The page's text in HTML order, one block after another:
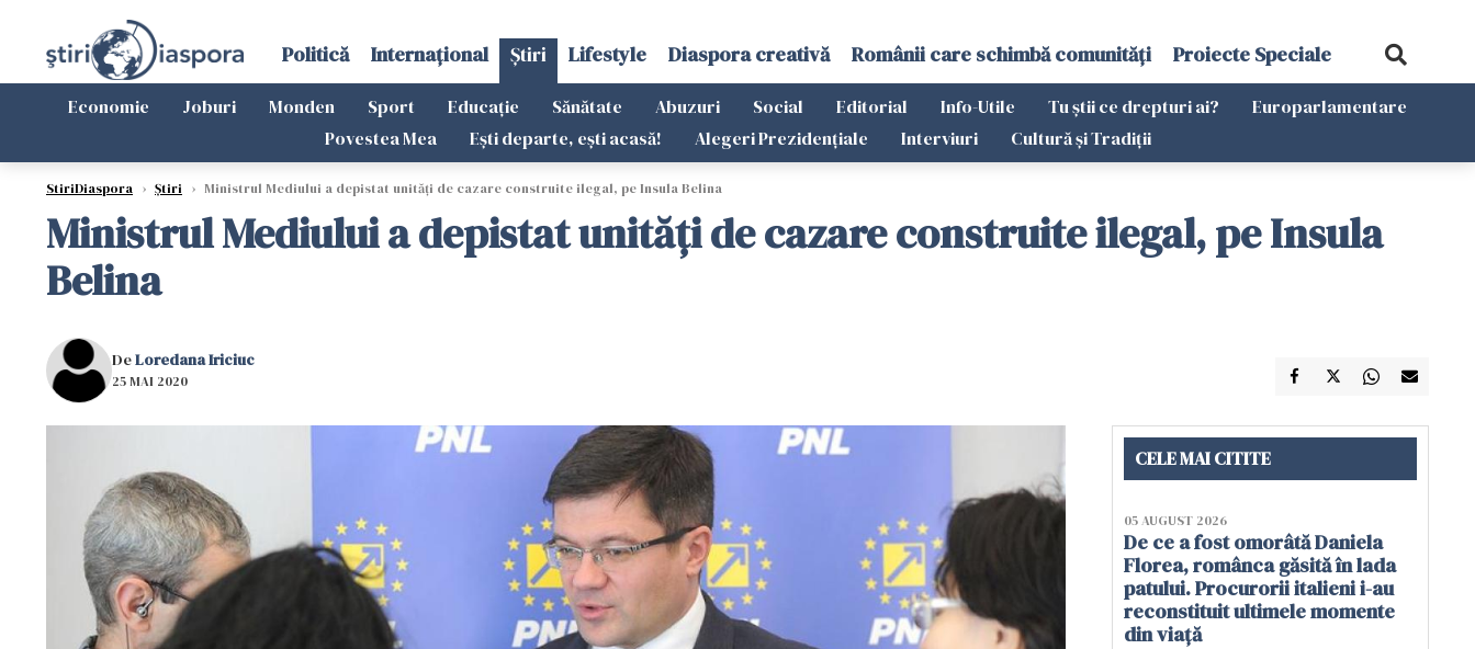
Politică Internațional Știri Lifestyle Diaspora creativă Românii care schimbă comunități Proiecte Speciale
Economie Joburi Monden Sport Educație Sănătate Abuzuri Social Editorial Info-Utile Tu știi ce drepturi ai?
Europarlamentare
Povestea Mea
Ești departe, ești acasă! Alegeri Prezidențiale Interviuri Cultură și Tradiții
StiriDiaspora › Știri › Ministrul Mediului a depistat unităţi de cazare construite ilegal, pe Insula Belina
Ministrul Mediului a depistat unităţi de cazare construite ilegal, pe Insula
Belina
DeLoredana Iriciuc
25 MAI 2020
CELE MAI CITITE
05 AUGUST 2026
De ce a fost omorâtă Daniela
Florea, românca găsită în lada
patului. Procurorii italieni i-au
reconstituit ultimele momente
din viață